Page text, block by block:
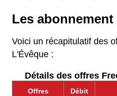
Les
Voici un récapitulatif des
L'Évêque :
Détails des offres
Offres Débit